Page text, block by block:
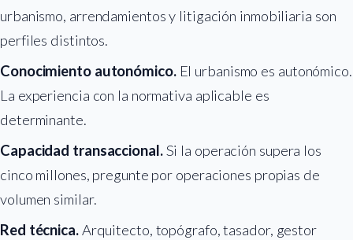
urbanismo, arrendamientos y litigación inmobiliaria son
perfiles distintos.
Conocimiento autonómico.El urbanismo es autonómico.
La experiencia con la normativa aplicable es
determinante.
Capacidad transaccional.Si la operación supera los
cinco millones, pregunte por operaciones propias de
volumen similar.
Red técnica.Arquitecto, topógrafo, tasador, gestor